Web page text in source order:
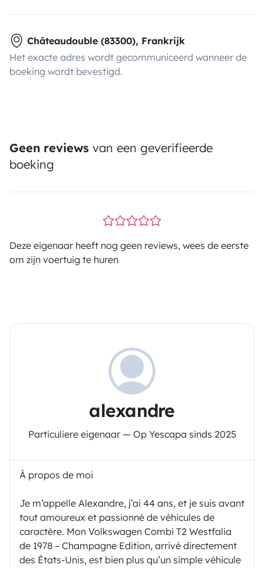
Châteaudouble (83300), Frankrijk
Het exacte adres wordt gecommuniceerd wanneer de
boeking wordt bevestigd.
Geen reviews van een geverifieerde
boeking
Deze eigenaar heeft nog geen reviews, wees de eerste
om zijn voertuig te huren
alexandre
Particuliere eigenaar — Op Yescapa sinds 2025
À propos de moi
Je m’appelle Alexandre, j’ai 44 ans, et je suis avant
tout amoureux et passionné de véhicules de
caractère. Mon Volkswagen Combi T2 Westfalia
de 1978 – Champagne Edition, arrivé directement
des États-Unis, est bien plus qu’un simple véhicule